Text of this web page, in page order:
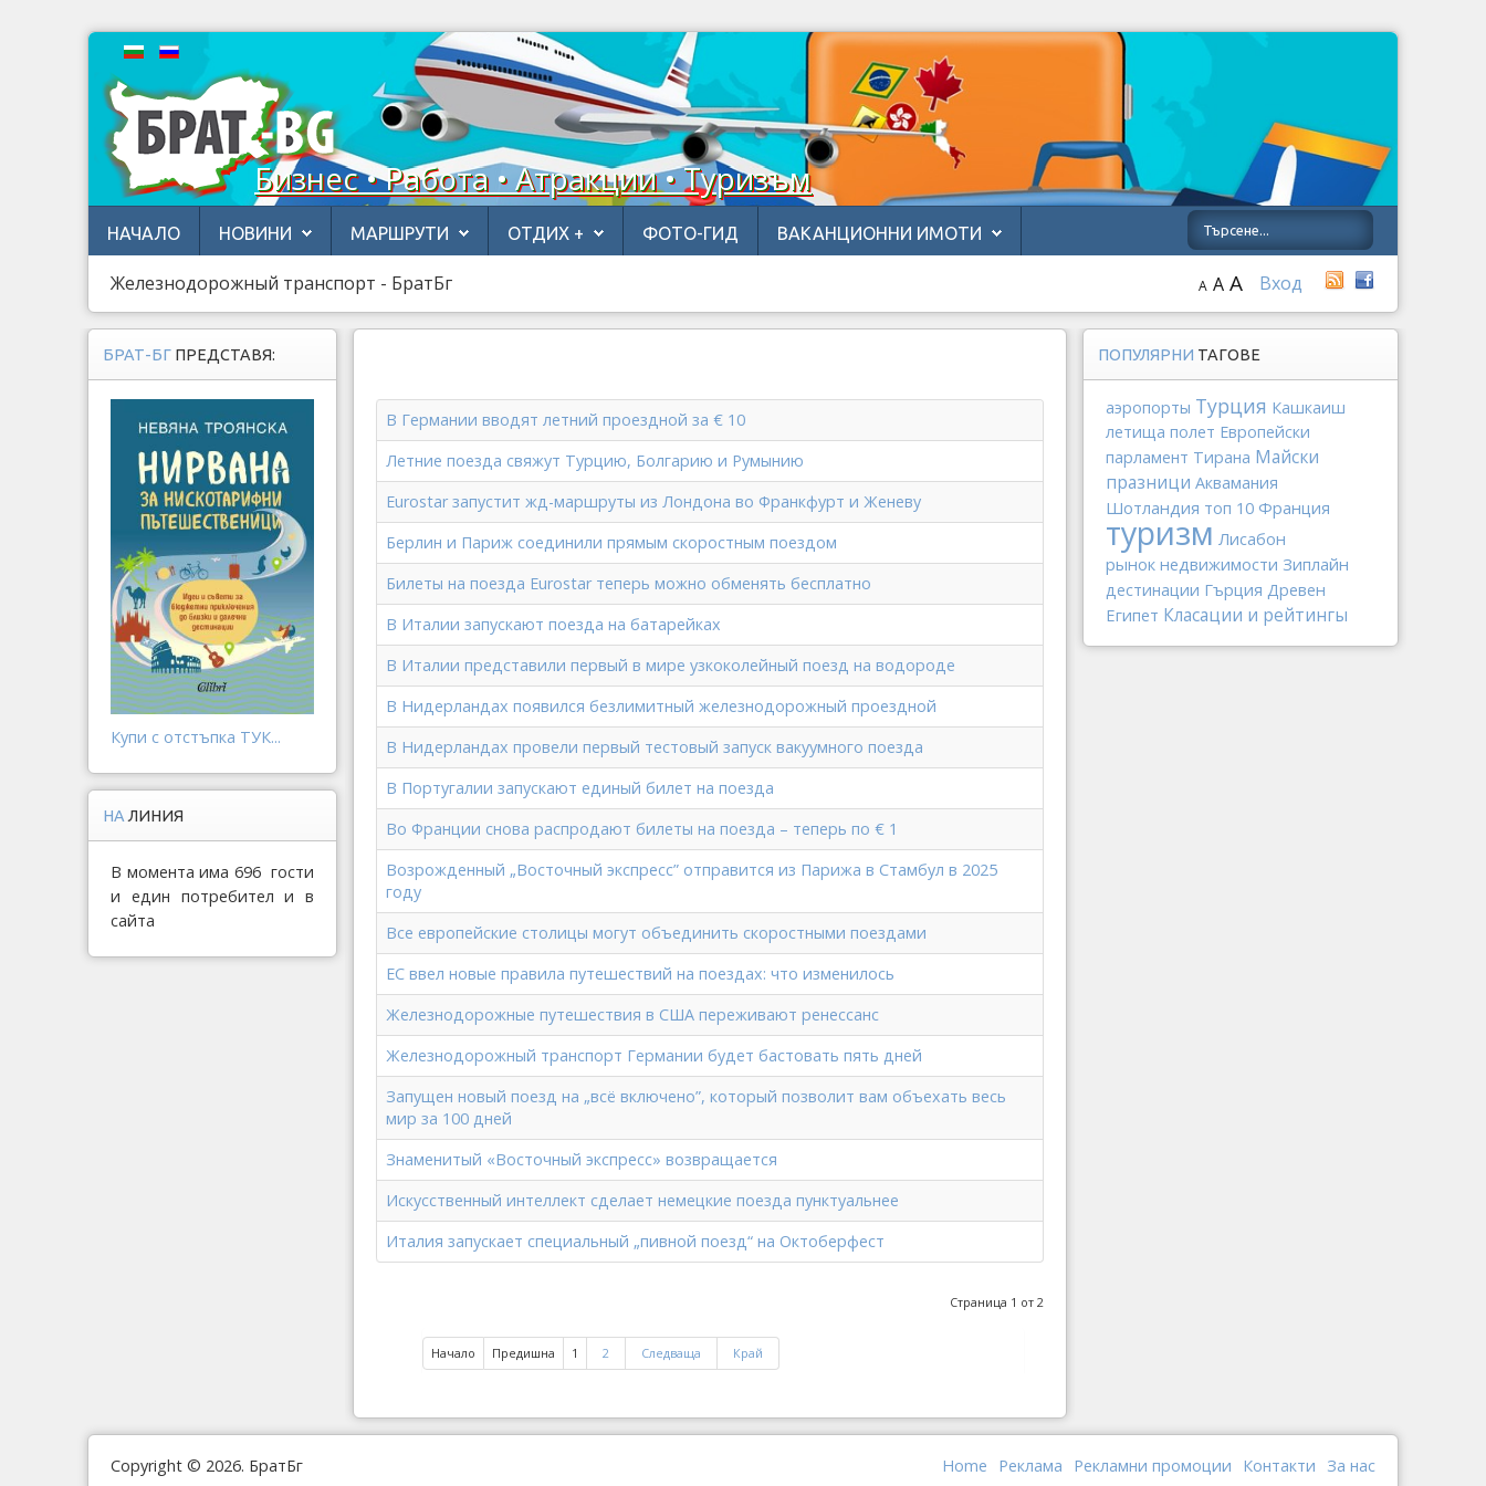
Бизнес • Работа • Атракции • Туризъм
НАЧАЛО НОВИНИ МАРШРУТИ ОТДИХ + ФОТО-ГИД ВАКАНЦИОННИ ИМОТИ
Железнодорожный транспорт - БратБг Вход
A A A
В Германии вводят летний проездной за € 10
Летние поезда свяжут Турцию, Болгарию и Румынию
Eurostar запустит жд-маршруты из Лондона во Франкфурт и Женеву
Берлин и Париж соединили прямым скоростным поездом
Билеты на поезда Eurostar теперь можно обменять бесплатно
В Италии запускают поезда на батарейках
В Италии представили первый в мире узкоколейный поезд на водороде
В Нидерландах появился безлимитный железнодорожный проездной
В Нидерландах провели первый тестовый запуск вакуумного поезда
В Португалии запускают единый билет на поезда
Во Франции снова распродают билеты на поезда – теперь по € 1
Возрожденный „Восточный экспресс” отправится из Парижа в Стамбул в 2025
году
Все европейские столицы могут объединить скоростными поездами
ЕС ввел новые правила путешествий на поездах: что изменилось
Железнодорожные путешествия в США переживают ренессанс
Железнодорожный транспорт Германии будет бастовать пять дней
Запущен новый поезд на „всё включено”, который позволит вам объехать весь
мир за 100 дней
Знаменитый «Восточный экспресс» возвращается
Искусственный интеллект сделает немецкие поезда пунктуальнее
Италия запускает специальный „пивной поезд“ на Октоберфест
Страница 1 от 2
Начало Предишна 1 2 Следваща Край
БРАТ-БГ ПРЕДСТАВЯ:
Купи с отстъпка ТУК...
НА ЛИНИЯ
В момента има 696 гости
и един потребител и в
сайта
ПОПУЛЯРНИ ТАГОВЕ
аэропорты Турция Кашкаиш
летища полет Европейски
парламент Тирана Майски
празници Аквамания
Шотландия топ 10 Франция
туризм Лисабон
рынок недвижимости Зиплайн
дестинации Гърция Древен
Египет Класации и рейтингы
Copyright © 2026. БратБг За нас
Контакти
Рекламни промоции
Реклама
Home